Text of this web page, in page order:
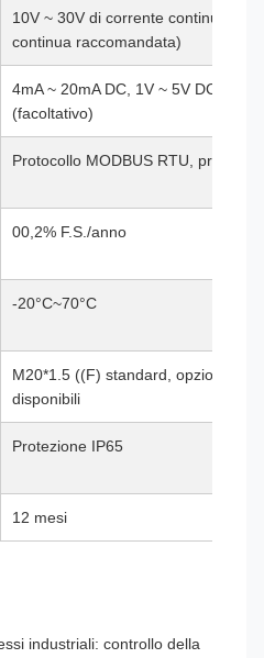
10V ~ 30V di corrente continua
continua raccomandata)
4mA ~ 20mA DC, 1V ~ 5V DC,
(facoltativo)
Protocollo MODBUS RTU,
00,2% F.S./anno
-20°C~70°C
M20*1.5 ((F) standard, opzioni
disponibili
Protezione IP65
12 mesi
industriali: controllo della